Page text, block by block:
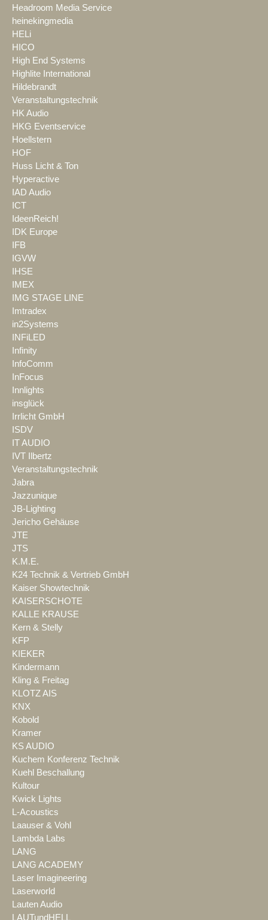
Headroom Media Service
heinekingmedia
HELi
HICO
High End Systems
Highlite International
Hildebrandt
Veranstaltungstechnik
HK Audio
HKG Eventservice
Hoellstern
HOF
Huss Licht & Ton
Hyperactive
IAD Audio
ICT
IdeenReich!
IDK Europe
IFB
IGVW
IHSE
IMEX
IMG STAGE LINE
Imtradex
in2Systems
INFiLED
Infinity
InfoComm
InFocus
Innlights
insglück
Irrlicht GmbH
ISDV
IT AUDIO
IVT Ilbertz
Veranstaltungstechnik
Jabra
Jazzunique
JB-Lighting
Jericho Gehäuse
JTE
JTS
K.M.E.
K24 Technik & Vertrieb GmbH
Kaiser Showtechnik
KAISERSCHOTE
KALLE KRAUSE
Kern & Stelly
KFP
KIEKER
Kindermann
Kling & Freitag
KLOTZ AIS
KNX
Kobold
Kramer
KS AUDIO
Kuchem Konferenz Technik
Kuehl Beschallung
Kultour
Kwick Lights
L-Acoustics
Laauser & Vohl
Lambda Labs
LANG
LANG ACADEMY
Laser Imagineering
Laserworld
Lauten Audio
LAUTundHELL